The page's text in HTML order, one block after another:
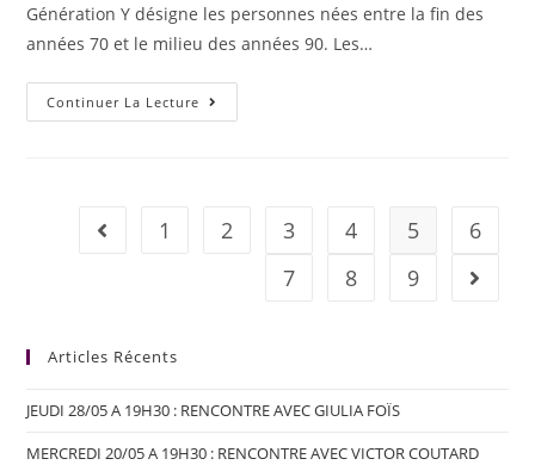
Génération Y désigne les personnes nées entre la fin des
années 70 et le milieu des années 90. Les…
Continuer La Lecture
1 2 3 4 5
6
7
8 9
Articles Récents
JEUDI 28/05 A 19H30 : RENCONTRE AVEC GIULIA FOÏS
MERCREDI 20/05 A 19H30 : RENCONTRE AVEC VICTOR COUTARD